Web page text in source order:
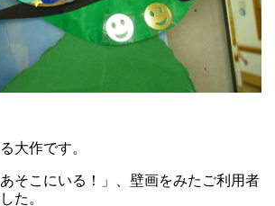
大作です。
あそこにいる！」、壁画をみたご利用者
た。